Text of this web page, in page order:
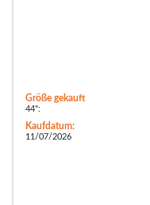
Größe gekauft
44":
Kaufdatum:
11/07/2026